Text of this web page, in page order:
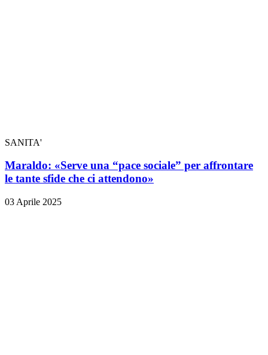
SANITA'
Maraldo: «Serve una “pace sociale” per affrontare
le tante sfide che ci attendono»
03 Aprile 2025